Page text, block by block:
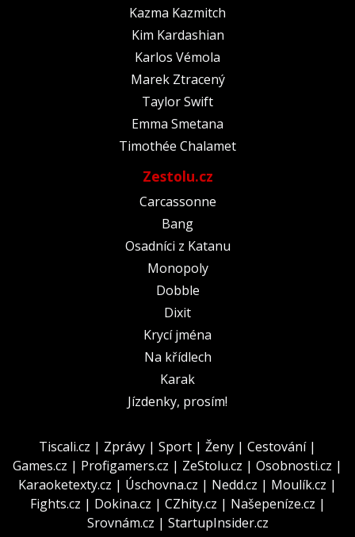
Kazma Kazmitch
Kim Kardashian
Karlos Vémola
Marek Ztracený
Taylor Swift
Emma Smetana
Timothée Chalamet
Zestolu.cz
Carcassonne
Bang
Osadníci z Katanu
Monopoly
Dobble
Dixit
Krycí jména
Na křídlech
Karak
Jízdenky, prosím!
Tiscali.cz | Zprávy | Sport | Ženy | Cestování|
Games.cz | Profigamers.cz | ZeStolu.cz | Osobnosti.cz |
Karaoketexty.cz | Úschovna.cz | Nedd.cz | Moulík.cz |
Fights.cz | Dokina.cz | CZhity.cz | Našepeníze.cz |
Srovnám.cz | StartupInsider.cz